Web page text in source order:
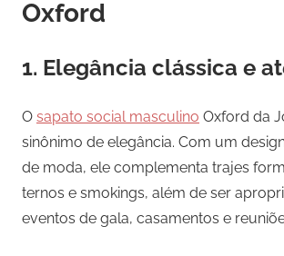
Oxford
1. Elegância clássica e
O sapato social masculino Oxford da
sinônimo de elegância. Com um
de moda, ele complementa trajes
ternos e smokings, além de ser
eventos de gala, casamentos e